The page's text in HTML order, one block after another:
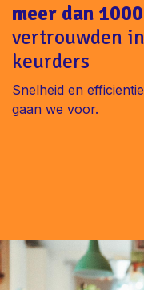
meer dan
vertrouwden
keurders
Snelheid en
gaan we voor.